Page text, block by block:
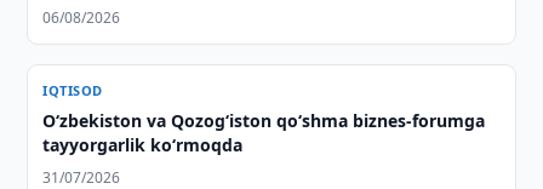
06/08/2026
IQTISOD
O‘zbekiston va Qozog‘iston qo‘shma biznes-forumga
tayyorgarlik ko‘rmoqda
31/07/2026